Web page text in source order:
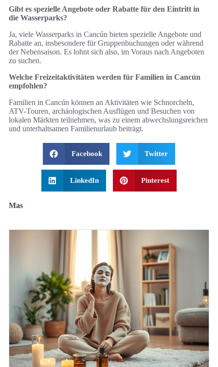
Gibt es spezielle Angebote oder Rabatte für den Eintritt in
die Wasserparks?
Ja, viele Wasserparks in Cancún bieten spezielle Angebote und
Rabatte an, insbesondere für Gruppenbuchungen oder während
der Nebensaison. Es lohnt sich also, im Voraus nach Angeboten
zu suchen.
Welche Freizeitaktivitäten werden für Familien in Cancún
empfohlen?
Familien in Cancún können an Aktivitäten wie Schnorcheln,
ATV-Touren, archäologischen Ausflügen und Besuchen von
lokalen Märkten teilnehmen, was zu einem abwechslungsreichen
und unterhaltsamen Familienurlaub beiträgt.
Facebook Twitter
LinkedIn Pinterest
Mas